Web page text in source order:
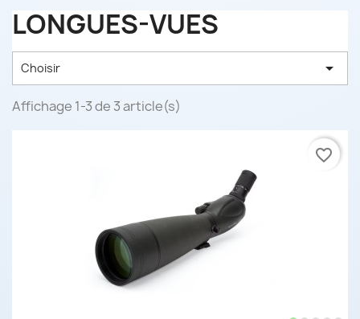
LONGUES-VUES
Choisir 
Affichage 1-3 de 3 article(s)
favorite_border